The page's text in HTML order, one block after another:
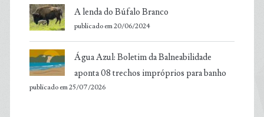
A lenda do Búfalo Branco
publicado em 20/06/2024
Água Azul: Boletim da Balneabilidade
aponta 08 trechos impróprios para banho
publicado em 25/07/2026